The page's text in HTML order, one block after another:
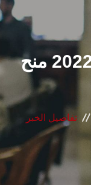
القطاعـات
الشئون الأكاديمية
البحث العلمي
الرعاية الصحية
المراكز والوحدات
جوائز ميكلسون لعام 2022 منح
تفاصيل الخبر